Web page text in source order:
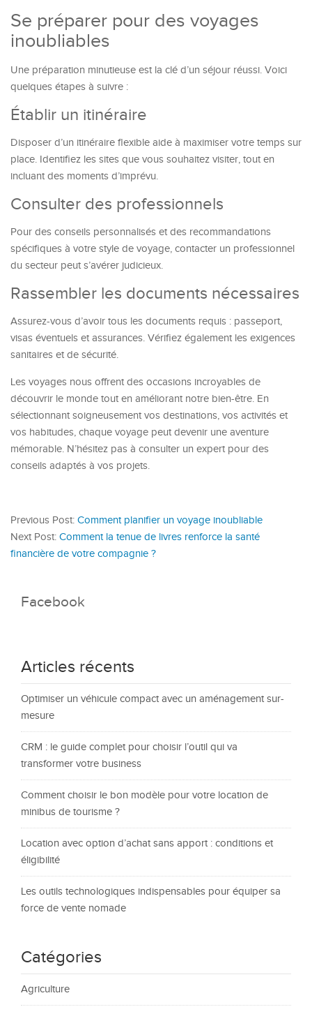
Se préparer pour des voyages
inoubliables
Une préparation minutieuse est la clé d’un séjour réussi. Voici
quelques étapes à suivre :
Établir un itinéraire
Disposer d’un itinéraire flexible aide à maximiser votre temps sur
place. Identifiez les sites que vous souhaitez visiter, tout en
incluant des moments d’imprévu.
Consulter des professionnels
Pour des conseils personnalisés et des recommandations
spécifiques à votre style de voyage, contacter un professionnel
du secteur peut s’avérer judicieux.
Rassembler les documents nécessaires
Assurez-vous d’avoir tous les documents requis : passeport,
visas éventuels et assurances. Vérifiez également les exigences
sanitaires et de sécurité.
Les voyages nous offrent des occasions incroyables de
découvrir le monde tout en améliorant notre bien-être. En
sélectionnant soigneusement vos destinations, vos activités et
vos habitudes, chaque voyage peut devenir une aventure
mémorable. N’hésitez pas à consulter un expert pour des
conseils adaptés à vos projets.
Previous Post: Comment planifier un voyage inoubliable
Next Post: Comment la tenue de livres renforce la santé
financière de votre compagnie ?
Facebook
Articles récents
Optimiser un véhicule compact avec un aménagement sur-
mesure
CRM : le guide complet pour choisir l’outil qui va
transformer votre business
Comment choisir le bon modèle pour votre location de
minibus de tourisme ?
Location avec option d’achat sans apport : conditions et
éligibilité
Les outils technologiques indispensables pour équiper sa
force de vente nomade
Catégories
Agriculture